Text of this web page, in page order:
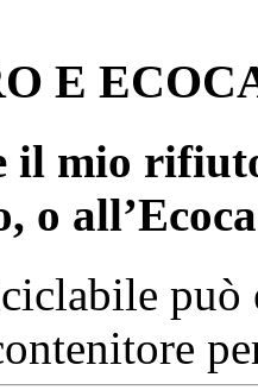
E
il mio
o
può